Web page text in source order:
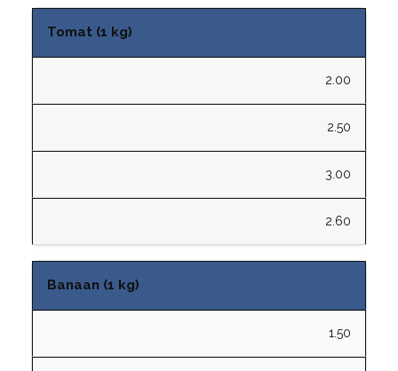
Tomat (1 kg)
2.00
2.50
3.00
2.60
Banaan (1 kg)
1.50